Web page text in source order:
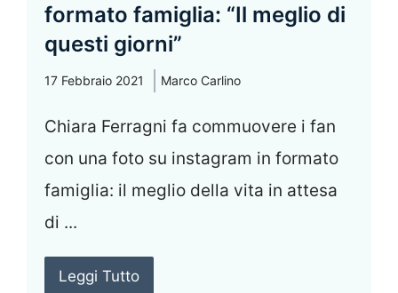
formato famiglia: “Il meglio di
questi giorni”
17 Febbraio 2021 Marco Carlino
Chiara Ferragni fa commuovere i fan
con una foto su instagram in formato
famiglia: il meglio della vita in attesa
di ...
Leggi Tutto